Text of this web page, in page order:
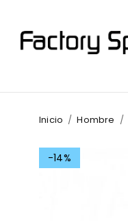
Inicio / Hombre /
-14%